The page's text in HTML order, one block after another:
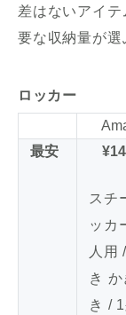
差はないアイ
要な収納量が選
ロッカー
最安
スチ
ッカ
人用
き か
き /